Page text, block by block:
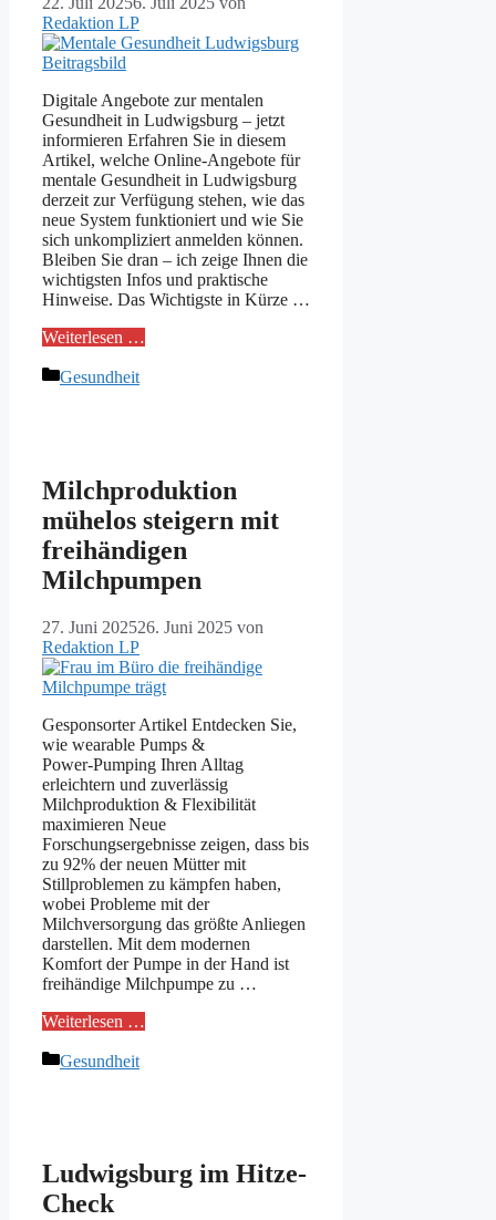
Redaktion LP
Digitale Angebote zur mentalen
Gesundheit in Ludwigsburg – jetzt
informieren Erfahren Sie in diesem
Artikel, welche Online-Angebote für
mentale Gesundheit in Ludwigsburg
derzeit zur Verfügung stehen, wie das
neue System funktioniert und wie Sie
sich unkompliziert anmelden können.
Bleiben Sie dran – ich zeige Ihnen die
wichtigsten Infos und praktische
Hinweise. Das Wichtigste in Kürze …
Weiterlesen …
Kategorien
Gesundheit
Milchproduktion
mühelos steigern mit
freihändigen
Milchpumpen
27. Juni 202526. Juni 2025 von
Redaktion LP
Gesponsorter Artikel Entdecken Sie,
wie wearable Pumps &
Power‑Pumping Ihren Alltag
erleichtern und zuverlässig
Milchproduktion & Flexibilität
maximieren Neue
Forschungsergebnisse zeigen, dass bis
zu 92% der neuen Mütter mit
Stillproblemen zu kämpfen haben,
wobei Probleme mit der
Milchversorgung das größte Anliegen
darstellen. Mit dem modernen
Komfort der Pumpe in der Hand ist
freihändige Milchpumpe zu …
Weiterlesen …
Kategorien
Gesundheit
Ludwigsburg im Hitze-
Check